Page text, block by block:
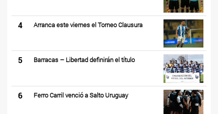
4 Arranca este viernes el Torneo Clausura
5 Barracas – Libertad definirán el título
6 Ferro Carril venció a Salto Uruguay